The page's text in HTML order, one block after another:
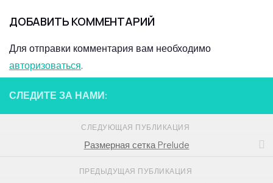
ДОБАВИТЬ КОММЕНТАРИЙ
Для отправки комментария вам необходимо
авторизоваться.
СЛЕДИТЕ ЗА НАМИ:
СЛЕДУЮЩАЯ ПУБЛИКАЦИЯ
Размерная сетка Prelude
ПРЕДЫДУЩАЯ ПУБЛИКАЦИЯ